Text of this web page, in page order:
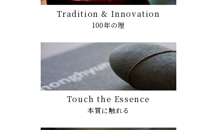
Tradition & Innovation
100年の理
Touch the Essence
本質に触れる